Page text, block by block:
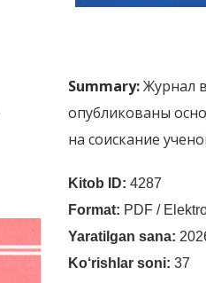
Summary:Журнал
опубликованы
на соискание
Kitob ID: 4287
Format: PDF /
Yaratilgan sana:
Ko‘rishlar soni: 37